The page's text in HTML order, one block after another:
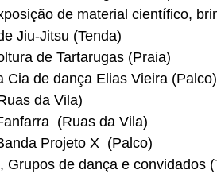
de material científico,
Jiu-Jitsu (Tenda)
de Tartarugas (Praia)
Cia de dança Elias Vieira (Palco)
da Vila)
(Ruas da Vila)
Projeto X (Palco)
Grupos de dança e convidados